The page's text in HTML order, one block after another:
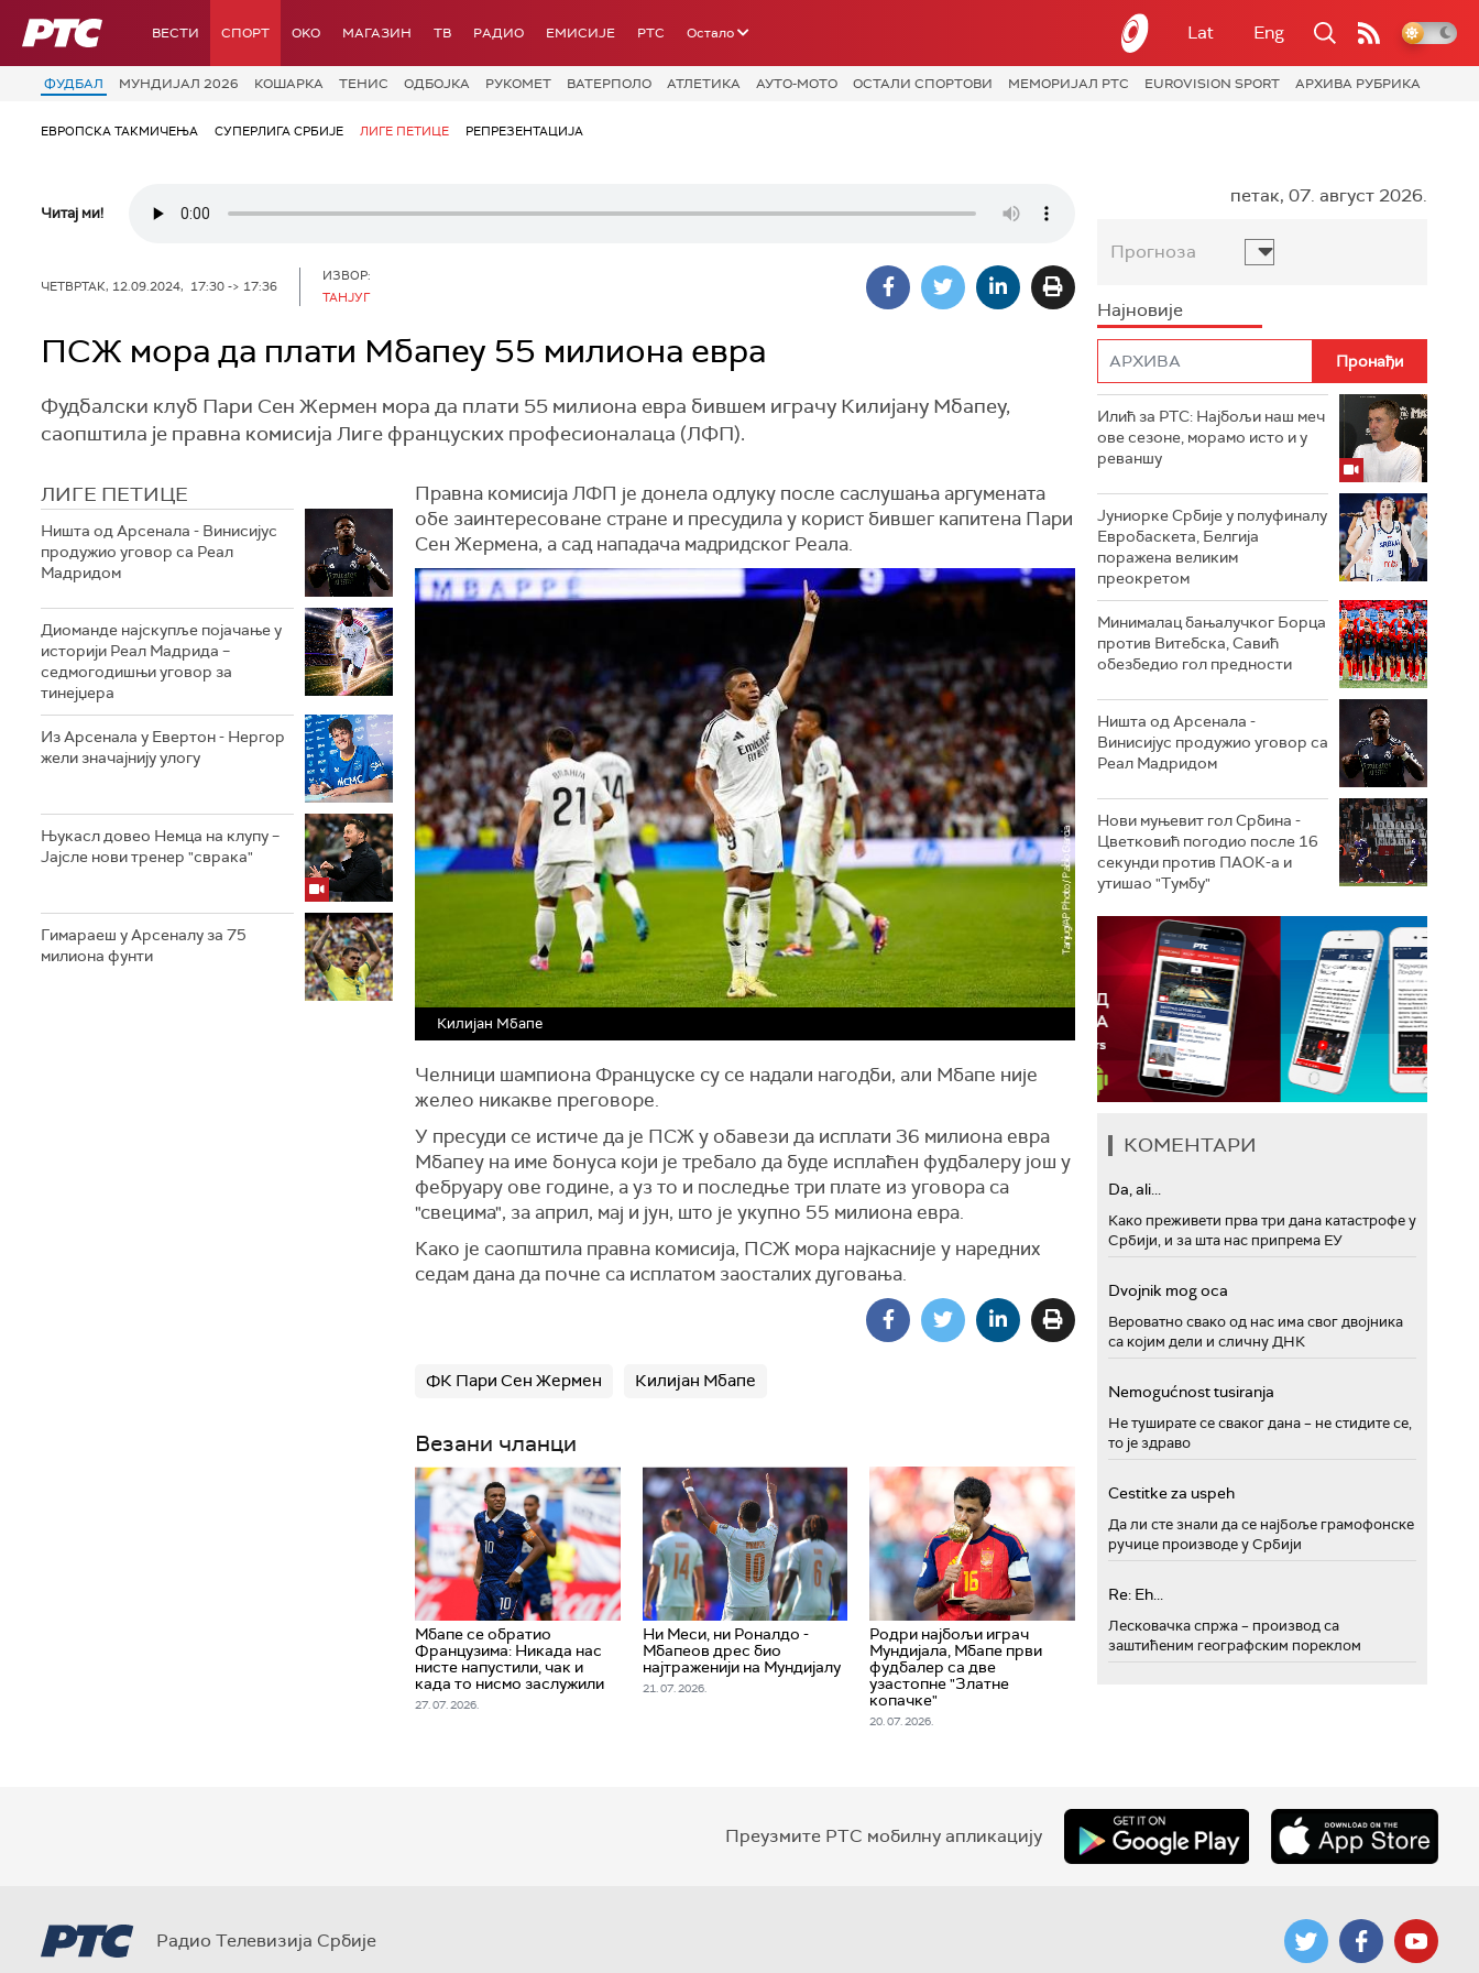
РТС ВЕСТИ СПОРТ OKO МАГАЗИН ТВ РАДИО ЕМИСИЈЕ РТС Остало Lat Eng
ФУДБАЛ МУНДИЈАЛ 2026 КОШАРКА ТЕНИС ОДБОЈКА РУКОМЕТ ВАТЕРПОЛО АТЛЕТИКА АУТО-МОТО ОСТАЛИ СПОРТОВИ МЕМОРИЈАЛ РТС EUROVISION SPORT АРХИВА РУБРИКА
ЕВРОПСКА ТАКМИЧЕЊА СУПЕРЛИГА СРБИЈЕ ЛИГЕ ПЕТИЦЕ РЕПРЕЗЕНТАЦИЈА
Читај ми!
ЧЕТВРТАК, 12.09.2024, 17:30 -> 17:36
ИЗВОР:
ТАНЈУГ
ПСЖ мора да плати Мбапеу 55 милиона евра
Фудбалски клуб Пари Сен Жермен мора да плати 55 милиона евра бившем играчу Килијану Мбапеу,
саопштила је правна комисија Лиге француских професионалаца (ЛФП).
ЛИГЕ ПЕТИЦЕ
Ништа од Арсенала - Винисијус
продужио уговор са Реал
Мадридом
Диоманде најскупље појачање у
историји Реал Мадрида –
седмогодишњи уговор за
тинејџера
Из Арсенала у Евертон - Нергор
жели значајнију улогу
Њукасл довео Немца на клупу –
Јајсле нови тренер "сврака"
Гимараеш у Арсеналу за 75
милиона фунти
Правна комисија ЛФП је донела одлуку после саслушања аргумената
обе заинтересоване стране и пресудила у корист бившег капитена Пари
Сен Жермена, а сад нападача мадридског Реала.
Килијан Мбапе
Челници шампиона Француске су се надали нагодби, али Мбапе није
желео никакве преговоре.
У пресуди се истиче да је ПСЖ у обавези да исплати 36 милиона евра
Мбапеу на име бонуса који је требало да буде исплаћен фудбалеру још у
фебруару ове године, а уз то и последње три плате из уговора са
"свецима", за април, мај и јун, што је укупно 55 милиона евра.
Како је саопштила правна комисија, ПСЖ мора најкасније у наредних
седам дана да почне са исплатом заосталих дуговања.
ФК Пари Сен Жермен Килијан Мбапе
Везани чланци
Мбапе се обратио
Французима: Никада нас
нисте напустили, чак и
када то нисмо заслужили
27. 07. 2026.
Ни Меси, ни Роналдо -
Мбапеов дрес био
најтраженији на Мундијалу
21. 07. 2026.
Родри најбољи играч
Мундијала, Мбапе први
фудбалер са две
узастопне "Златне
копачке"
20. 07. 2026.
петак, 07. август 2026.
Прогноза
Најновије
Илић за РТС: Најбољи наш меч
ове сезоне, морамо исто и у
реваншу
Јуниорке Србије у полуфиналу
Евробаскета, Белгија
поражена великим
преокретом
Минималац бањалучког Борца
против Витебска, Савић
обезбедио гол предности
Ништа од Арсенала -
Винисијус продужио уговор са
Реал Мадридом
Нови муњевит гол Србина -
Цветковић погодио после 16
секунди против ПАОК-а и
утишао "Тумбу"
КОМЕНТАРИ
Da, ali...
Како преживети прва три дана катастрофе у
Србији, и за шта нас припрема ЕУ
Dvojnik mog oca
Вероватно свако од нас има свог двојника
са којим дели и сличну ДНК
Nemogućnost tusiranja
Не туширате се сваког дана – не стидите се,
то је здраво
Cestitke za uspeh
Да ли сте знали да се најбоље грамофонске
ручице производе у Србији
Re: Eh...
Лесковачка спржа – производ са
заштићеним географским пореклом
Преузмите РТС мобилну апликацију
Радио Телевизија Србије